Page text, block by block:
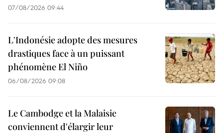
07/08/2026 09:44
L'Indonésie adopte des mesures
drastiques face à un puissant
phénomène El Niño
06/08/2026 09:08
Le Cambodge et la Malaisie
conviennent d'élargir leur